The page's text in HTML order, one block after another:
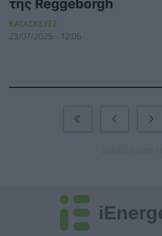
της Reggeborgh
ΚΑΤΑΣΚΕΥΕΣ
23/07/2025 - 12:06